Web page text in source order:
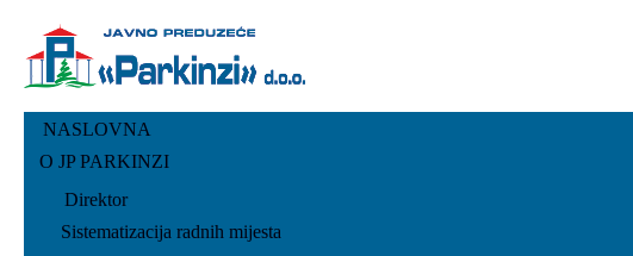
NASLOVNA
O JP PARKINZI
Direktor
Sistematizacija radnih mijesta